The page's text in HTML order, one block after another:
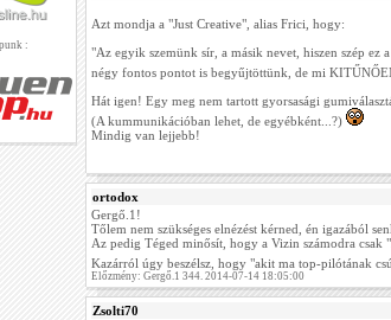
:
Azt mondja a "Just Creative", alias Frici, hogy:
"Az egyik szemünk sír, a másik nevet, hiszen szép ez
négy fontos pontot is begyűjtöttünk, de mi
Hát igen! Egy meg nem tartott gyorsasági
(A kummunikációban lehet, de egyébként...?)
Mindig van lejjebb!
ortodox
Gergő.1!
Tőlem nem szükséges elnézést kérned, én igazából
Az pedig Téged minősít, hogy a Vizin számodra csak
Kazárról úgy beszélsz, hogy "akit ma top-pilótának
Előzmény: Gergő.1 344. 2014-07-14 18:05:00
Zsolti70